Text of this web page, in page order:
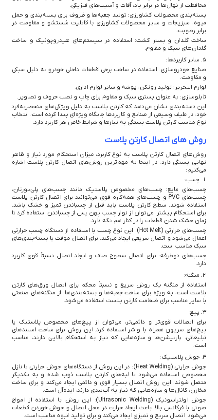
محافظت از نهال‌ها در برابر باد، آفات و آسیب‌های فیزیکی.
بسته‌بندی محصولات کشاورزی: تولید جعبه‌ها و ظروف برای بسته‌بندی و حمل
میوه، سبزیجات و سایر محصولات کشاورزی با قابلیت شستشو و مقاومت در
برابر رطوبت.
ساخت گلدان و بستر کشت: استفاده در سیستم‌های هیدروپونیک و ساخت
گلدان‌های سبک و مقاوم.
5. سایر کاربردها:
صنایع خودروسازی: استفاده در ساخت برخی قطعات داخلی خودرو به دلیل سبکی
و مقاومت.
لوازم التحریر: تولید زونکن، پوشه و سایر لوازم اداری.
تابلوسازی: به عنوان بستری سبک و مقاوم برای چاپ و نصب حروف و تصاویر.
این دسته‌بندی نشان می‌دهد که کارتن پلاست به دلیل ویژگی‌های منحصربه‌فرد
خود، در طیف وسیعی از صنایع و کاربردها جایگاه ویژه‌ای پیدا کرده است. انتخاب
نوع مناسب کارتن پلاست بستگی به نیازها و شرایط خاص هر کاربرد دارد.
روش های اتصال کارتن پلاست
روش‌های اتصال کارتن پلاست به نوع کاربرد، میزان استحکام مورد نیاز و ظاهر
نهایی بستگی دارد. در اینجا به مهم‌ترین روش‌های اتصال کارتن پلاست اشاره
می‌کنیم:
1. چسب:
چسب‌های مایع: چسب‌های مخصوص پلاستیک مانند چسب‌های پلی‌یورتان،
چسب‌های PVC و چسب‌های همه‌کاره قوی می‌توانند برای اتصال کارتن پلاست
استفاده شوند. سطح کارتن پلاست باید قبل از چسباندن تمیز و خشک باشد.
برای استحکام بیشتر، می‌توان از نوار چسب پهن پس از چسباندن استفاده کرد تا
زمان خشک شدن قطعات را در کنار هم نگه دارد.
چسب‌های حرارتی (Hot Melt): این نوع چسب با استفاده از دستگاه چسب حرارتی
اعمال می‌شود و اتصال سریعی ایجاد می‌کند. برای اتصال موقت یا بسته‌بندی‌های
سبک مناسب است.
چسب‌های دوطرفه: برای اتصال سطوح صاف و ایجاد اتصال نسبتاً قوی کاربرد
دارد.
2. منگنه:
استفاده از منگنه یک روش سریع و نسبتاً محکم برای اتصال ورق‌های کارتن
پلاست است، به ویژه برای ساخت جعبه‌ها و بسته‌بندی‌ها. از منگنه‌های صنعتی
با سایز مناسب برای ضخامت کارتن پلاست استفاده می‌شود.
3. پیچ:
برای اتصالات قوی‌تر و دائمی‌تر، می‌توان از پیچ‌های مخصوص پلاستیک یا
پیچ‌های سرپهن همراه با واشر استفاده کرد. این روش برای ساخت استندهای
تبلیغاتی، پارتیشن‌ها و سازه‌هایی که نیاز به استحکام بالایی دارند، مناسب
است.
4. جوش پلاستیک:
جوش حرارتی (Heat Welding): در این روش از دستگاه‌های جوش حرارتی با نازل
مخصوص استفاده می‌شود تا لبه‌های کارتن پلاست ذوب شده و به یکدیگر
متصل شوند. این روش اتصال بسیار قوی و دائمی ایجاد می‌کند و برای ساخت
مخازن، کانال‌ها و سازه‌هایی که نیاز به آب‌بندی دارند، ایده‌آل است.
جوش اولتراسونیک (Ultrasonic Welding): این روش با استفاده از امواج
صوتی با فرکانس بالا، باعث ایجاد حرارت در محل اتصال و جوش خوردن قطعات
می‌شود. اتصال سریع و تمیزی ایجاد می‌کند و برای تولید انبوه مناسب است.